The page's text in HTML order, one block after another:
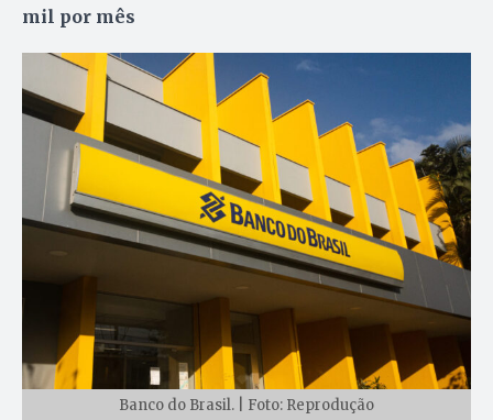
mil por mês
Banco do Brasil. | Foto: Reprodução